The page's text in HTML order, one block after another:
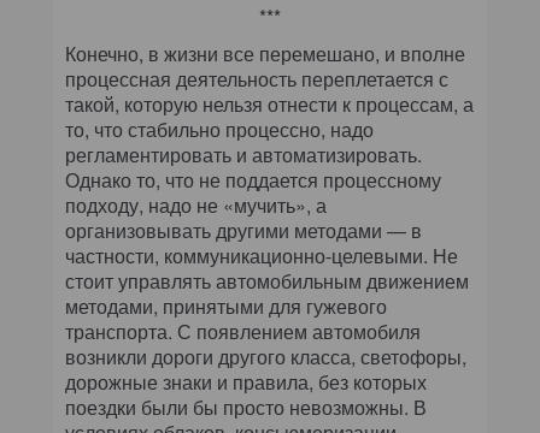
***
Конечно, в жизни все перемешано, и вполне
процессная деятельность переплетается с
такой, которую нельзя отнести к процессам, а
то, что стабильно процессно, надо
регламентировать и автоматизировать.
Однако то, что не поддается процессному
подходу, надо не «мучить», а
организовывать другими методами — в
частности, коммуникационно-целевыми. Не
стоит управлять автомобильным движением
методами, принятыми для гужевого
транспорта. С появлением автомобиля
возникли дороги другого класса, светофоры,
дорожные знаки и правила, без которых
поездки были бы просто невозможны. В